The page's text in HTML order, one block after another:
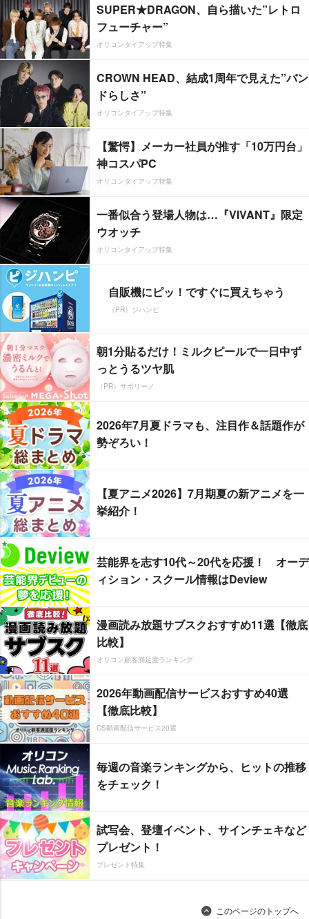
SUPER★DRAGON、自ら描いた”レトロ
フューチャー”
オリコンタイアップ特集
CROWN HEAD、結成1周年で見えた”バン
ドらしさ”
オリコンタイアップ特集
【驚愕】メーカー社員が推す「10万円台」
神コスパPC
オリコンタイアップ特集
一番似合う登場人物は…『VIVANT』限定
ウオッチ
オリコンタイアップ特集
自販機にピッ！ですぐに買えちゃう
（PR）ジハンピ
朝1分貼るだけ！ミルクピールで一日中ず
っとうるツヤ肌
（PR）サボリーノ
2026年7月夏ドラマも、注目作＆話題作が
勢ぞろい！
【夏アニメ2026】7月期夏の新アニメを一
挙紹介！
芸能界を志す10代～20代を応援！ オーデ
ィション・スクール情報はDeview
漫画読み放題サブスクおすすめ11選【徹底
比較】
オリコン顧客満足度ランキング
2026年動画配信サービスおすすめ40選
【徹底比較】
CS動画配信サービス20選
毎週の音楽ランキングから、ヒットの推移
をチェック！
試写会、登壇イベント、サインチェキなど
プレゼント！
プレゼント特集
このページのトップへ